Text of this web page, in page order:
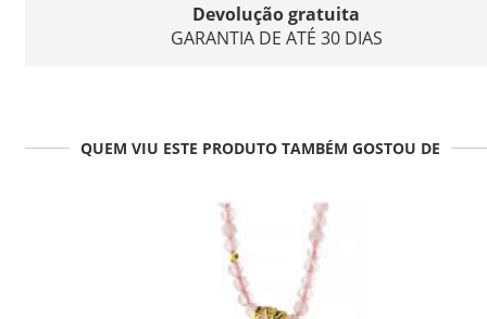
Devolução gratuita
GARANTIA DE ATÉ 30 DIAS
QUEM VIU ESTE PRODUTO TAMBÉM GOSTOU DE